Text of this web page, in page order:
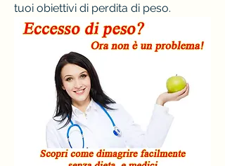
tuoi obiettivi di perdita di peso.